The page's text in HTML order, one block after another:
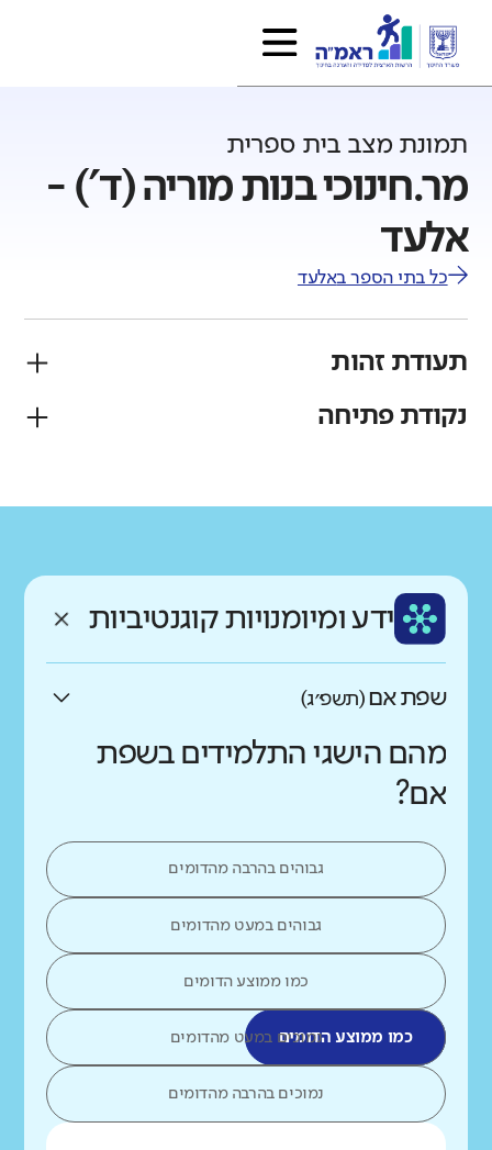
תמונת מצב בית ספרית
מר.חינוכי בנות מוריה (ד') -
אלעד
כל בתי הספר באלעד
תעודת זהות
פיקוח
עברית צעיר
נקודת פתיחה
רקע חברתי כלכלי
נמוך ידע ומיומנויות קוגנטיביות
שפת אם(תשפ״ג)
מהם הישגי התלמידים בשפת
אם?
גבוהים בהרבה מהדומים
גבוהים במעט מהדומים
כמו ממוצע הדומים
כמו ממוצע הדומיםנמוכים במעט מהדומים
נמוכים בהרבה מהדומים